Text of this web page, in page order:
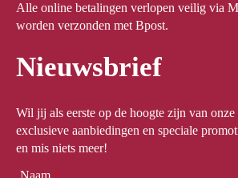
Alle online betalingen verlopen veilig via
worden verzonden met Bpost.
Nieuwsbrief
Wil jij als eerste op de hoogte zijn van
exclusieve aanbiedingen en speciale
en mis niets meer!
Naam *